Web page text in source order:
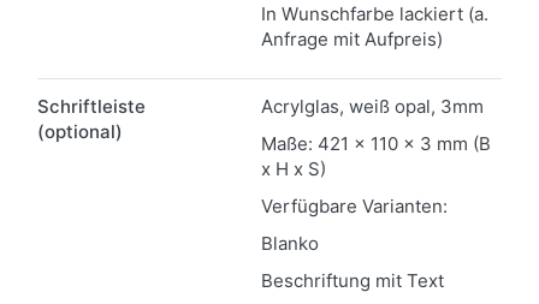
In Wunschfarbe lackiert (a.
Anfrage mit Aufpreis)
Schriftleiste
(optional)
Acrylglas, weiß opal, 3mm
Maße: 421 x 110 x 3 mm (B
x H x S)
Verfügbare Varianten:
Blanko
Beschriftung mit Text